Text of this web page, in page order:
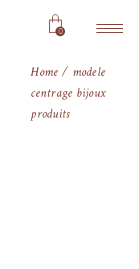
0
Home
modele
centrage bijoux
produits